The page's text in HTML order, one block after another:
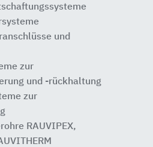
und
zur
und -rückhaltung
zur
RAUVIPEX,